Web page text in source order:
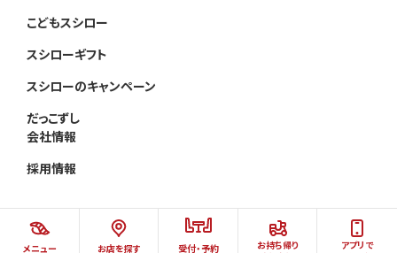
メニュー お店を探す 受付・予約
お持ち帰り
アプリで
こどもスシロー
スシローギフト
スシローのキャンペーン
だっこずし
会社情報
採用情報
©AKINDO SUSHIRO CO.,LTD.ALL RIGHTS RESERVED.